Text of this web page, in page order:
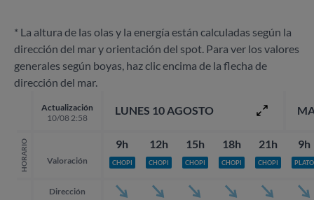
* La altura de las olas y la energía están calculadas según la
dirección del mar y orientación del spot. Para ver los valores
generales según boyas, haz clic encima de la flecha de
dirección del mar.
Actualización
10/08 2:58
HORARIO Valoración
Dirección
LUNES 10 AGOSTO
9h
CHOPI
12h
CHOPI
15h
CHOPI
18h
CHOPI
21h
CHOPI
9h
PLATO